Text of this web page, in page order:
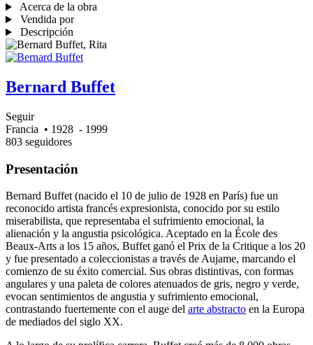
Acerca de la obra
Vendida por
Descripción
Bernard Buffet
Seguir
Francia • 1928 - 1999
803 seguidores
Presentación
Bernard Buffet (nacido el 10 de julio de 1928 en París) fue un
reconocido artista francés expresionista, conocido por su estilo
miserabilista, que representaba el sufrimiento emocional, la
alienación y la angustia psicológica. Aceptado en la École des
Beaux-Arts a los 15 años, Buffet ganó el Prix de la Critique a los 20
y fue presentado a coleccionistas a través de Aujame, marcando el
comienzo de su éxito comercial. Sus obras distintivas, con formas
angulares y una paleta de colores atenuados de gris, negro y verde,
evocan sentimientos de angustia y sufrimiento emocional,
contrastando fuertemente con el auge del arte abstracto en la Europa
de mediados del siglo XX.